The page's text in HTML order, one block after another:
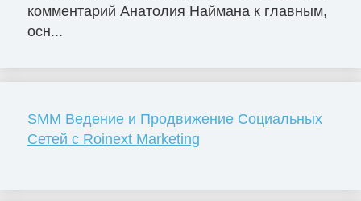
комментарий Анатолия Наймана к главным,
осн...
SMM Ведение и Продвижение Социальных
Сетей с Roinext Marketing